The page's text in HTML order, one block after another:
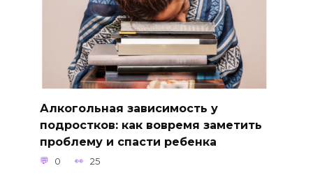
Алкогольная зависимость у
подростков: как вовремя заметить
проблему и спасти ребенка
0 25